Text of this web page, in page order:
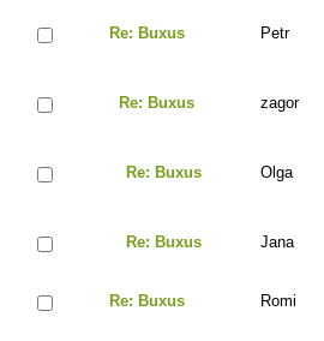
Re: Buxus Petr
Re: Buxus zagor
Re: Buxus Olga
Re: Buxus Jana
Re: Buxus Romi